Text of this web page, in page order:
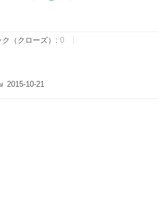
ク（クローズ）: 0
2015-10-21